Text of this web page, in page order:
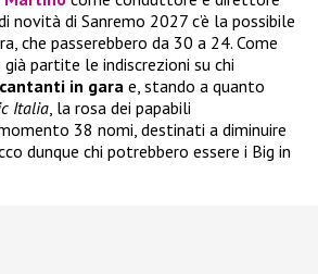
novità di Sanremo 2027 c’è la possibile
che passerebbero da 30 a 24. Come
partite le indiscrezioni su chi
cantanti in gara e, stando a quanto
Italia, la rosa dei papabili
38 nomi, destinati a diminuire
dunque chi potrebbero essere i Big in